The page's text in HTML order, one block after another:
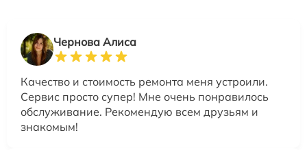
Чернова Алиса
Качество и стоимость ремонта меня устроили.
Сервис просто супер! Мне очень понравилось
обслуживание. Рекомендую всем друзьям и
знакомым!